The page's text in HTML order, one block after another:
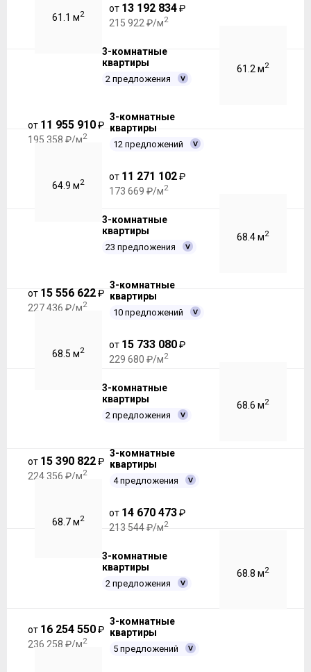
61.1 м2
от 13 192 834₽
215 922 ₽/м2
3-комнатные
квартиры
2 предложения
61.2 м2
от 11 955 910₽
195 358 ₽/м2
3-комнатные
квартиры
12 предложений
64.9 м2
от 11 271 102₽
173 669 ₽/м2
3-комнатные
квартиры
23 предложения
68.4 м2
от 15 556 622₽
227 436 ₽/м2
3-комнатные
квартиры
10 предложений
68.5 м2
от 15 733 080₽
229 680 ₽/м2
3-комнатные
квартиры
2 предложения
68.6 м2
от 15 390 822₽
224 356 ₽/м2
3-комнатные
квартиры
4 предложения
68.7 м2
от 14 670 473₽
213 544 ₽/м2
3-комнатные
квартиры
2 предложения
68.8 м2
от 16 254 550₽
236 258 ₽/м2
3-комнатные
квартиры
5 предложений